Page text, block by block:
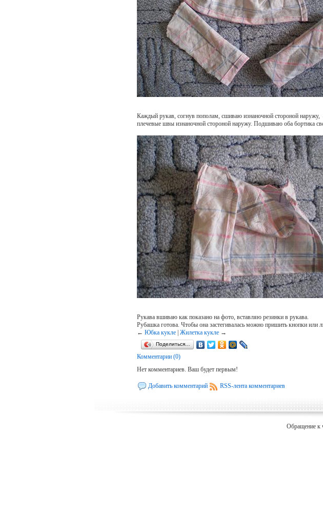
Каждый рукав, согнув пополам, сшиваю изнаночной стороной
плечевые швы изнаночной стороной наружу. Подшиваю оба бортика
Рукава вшиваю как показано на фото, вставляю резинки в рукава.
Рубашка готова. Чтобы она застегивалась можно пришить кнопки или
←Юбка кукле |Жилетка кукле →
Поделиться…
Комментарии (0)
Нет комментариев. Ваш будет первым!
Добавить комментарий RSS-лента комментариев
Обращение к